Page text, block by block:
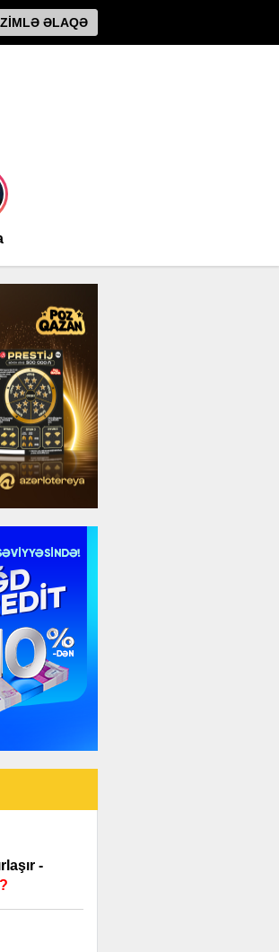
ƏLAQƏ
-